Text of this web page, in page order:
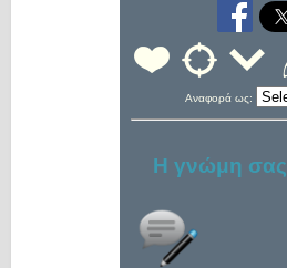
Αναφορά ως:
Η γνώμη σας